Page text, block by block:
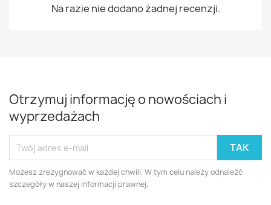
Na razie nie dodano żadnej recenzji.
Otrzymuj informację o nowościach i
wyprzedażach
Możesz zrezygnować w każdej chwili. W tym celu należy odnaleźć
szczegóły w naszej informacji prawnej.